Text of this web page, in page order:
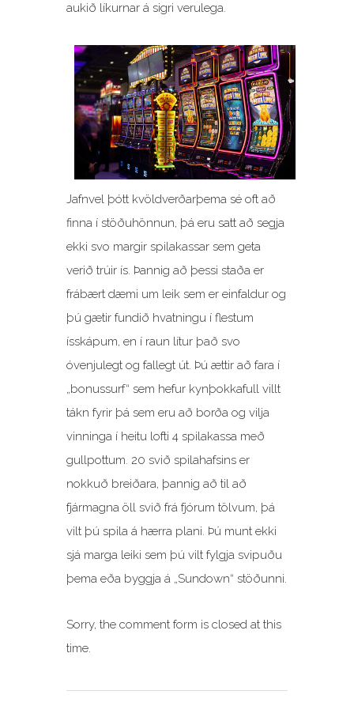
aukið líkurnar á sigri verulega.
Jafnvel þótt kvöldverðarþema sé oft að
finna í stöðuhönnun, þá eru satt að segja
ekki svo margir spilakassar sem geta
verið trúir ís. Þannig að þessi staða er
frábært dæmi um leik sem er einfaldur og
þú gætir fundið hvatningu í flestum
ísskápum, en í raun lítur það svo
óvenjulegt og fallegt út. Þú ættir að fara í
„bonussurf“ sem hefur kynþokkafull villt
tákn fyrir þá sem eru að borða og vilja
vinninga í heitu lofti 4 spilakassa með
gullpottum. 20 svið spilahafsins er
nokkuð breiðara, þannig að til að
fjármagna öll svið frá fjórum tölvum, þá
vilt þú spila á hærra plani. Þú munt ekki
sjá marga leiki sem þú vilt fylgja svipuðu
þema eða byggja á „Sundown“ stöðunni.
Sorry, the comment form is closed at this
time.